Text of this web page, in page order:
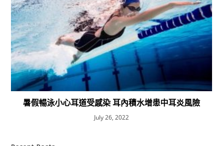
暑假暢泳小心耳道受感染 耳內積水增患中耳炎風險
July 26, 2022